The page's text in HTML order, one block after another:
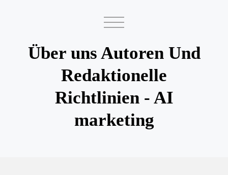
Über uns Autoren Und
Redaktionelle
Richtlinien - AI
marketing